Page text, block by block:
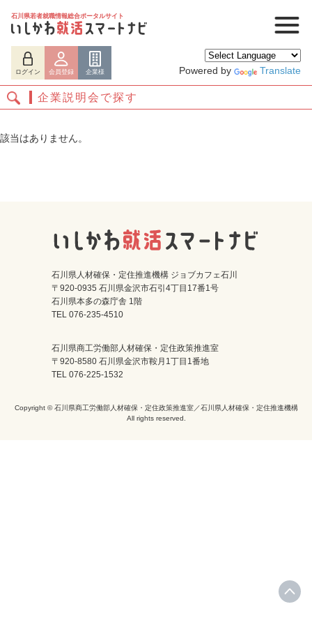
石川県若者就職情報総合ポータルサイト
ログイン 会員登録 企業様 Powered by Translate
ログイン 会員登録
企業説明会で探す
該当はありません。
石川県人材確保・定住推進機構 ジョブカフェ石川
〒920-0935 石川県金沢市石引4丁目17番1号
石川県本多の森庁舎 1階
TEL 076-235-4510
石川県商工労働部人材確保・定住政策推進室
〒920-8580 石川県金沢市鞍月1丁目1番地
TEL 076-225-1532
Copyright © 石川県商工労働部人材確保・定住政策推進室／石川県人材確保・定住推進機構
All rights reserved.